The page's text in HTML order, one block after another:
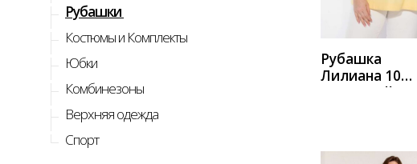
Рубашки
Костюмы и Комплекты
Юбки
Комбинезоны
Верхняя одежда
Спорт
Рубашка
Лилиана 1076
лимонный